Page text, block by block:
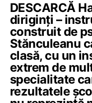
DESCARCĂ
diriginți –
construit de
Stănculeanu
clasă, cu un
extrem de
specialitate
rezultatele